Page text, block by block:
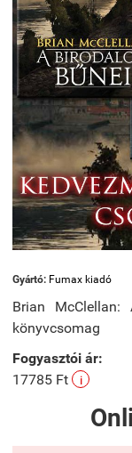
Gyártó: Fumax kiadó
Brian McClellan:
könyvcsomag
Fogyasztói ár:
17785 Ft
i